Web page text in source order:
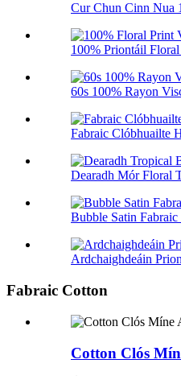
Cur Chun Cinn Nua
100% Priontáil
60s 100% Rayon
Fabraic Clóbhuailte
Dearadh Mór Floral
Bubble Satin
Ardchaighdeáin
Fabraic Cotton
Cotton Clós